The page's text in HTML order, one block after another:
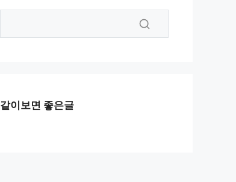
같이보면 좋은글